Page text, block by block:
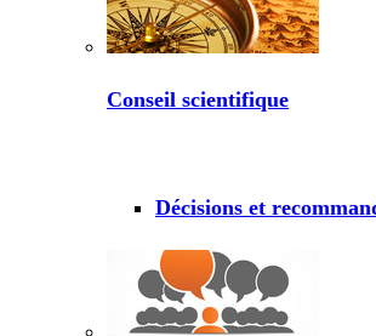
Conseil scientifique
Décisions et